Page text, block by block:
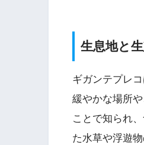
生息地と
ギガンテプレ
緩やかな場所
ことで知られ
た水草や浮遊